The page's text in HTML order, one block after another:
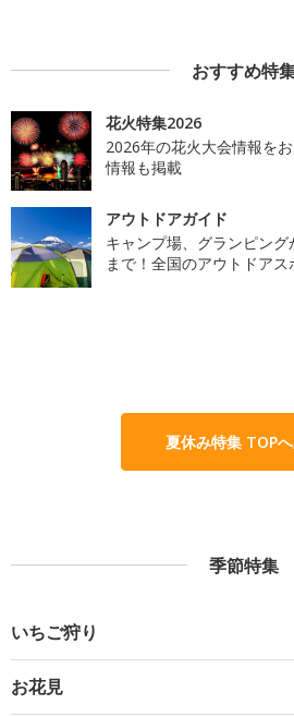
おすすめ特
花火特集2026
2026年の花火大会情報を
情報も掲載
アウトドアガイド
キャンプ場、グランピン
まで！全国のアウトドア
夏休み特集 TOP
季節特集
いちご狩り
お花見